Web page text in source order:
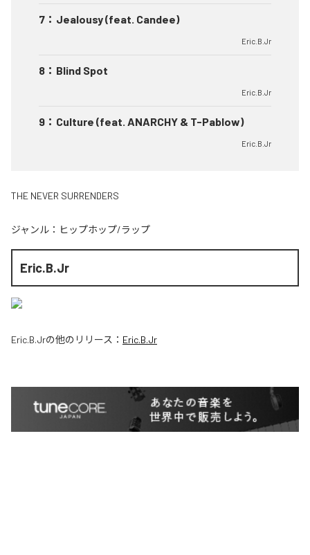
7 ： Jealousy (feat. Candee)
Eric.B.Jr
8 ： Blind Spot
Eric.B.Jr
9 ： Culture (feat. ANARCHY & T-Pablow)
Eric.B.Jr
THE NEVER SURRENDERS
ジャンル： ヒップホップ/ラップ
Eric.B.Jr
Eric.B.Jrの他のリリース： Eric.B.Jr